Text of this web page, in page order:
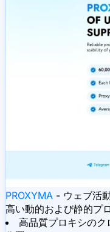
PROXYMA - ウェブ活
高い動的および静的プ
高品質プロキシの